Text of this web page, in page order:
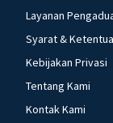
Layanan
Syarat &
Kebijakan Privasi
Tentang Kami
Kontak Kami